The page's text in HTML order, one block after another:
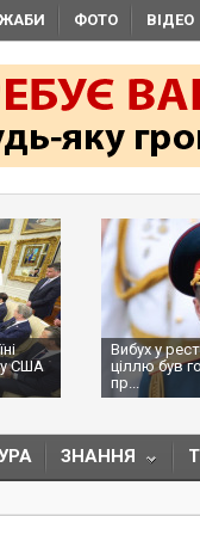
ФОТО ВІДЕО
у США
Вибух у
ціллю був
пр...
ЗНАННЯ